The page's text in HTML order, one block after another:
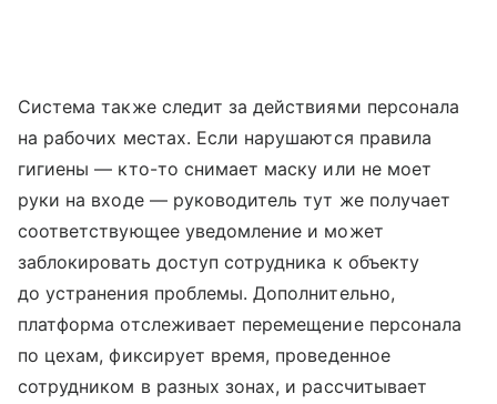
Система также следит за действиями персонала
на рабочих местах. Если нарушаются правила
гигиены — кто-то снимает маску или не моет
руки на входе — руководитель тут же получает
соответствующее уведомление и может
заблокировать доступ сотрудника к объекту
до устранения проблемы. Дополнительно,
платформа отслеживает перемещение персонала
по цехам, фиксирует время, проведенное
сотрудником в разных зонах, и рассчитывает